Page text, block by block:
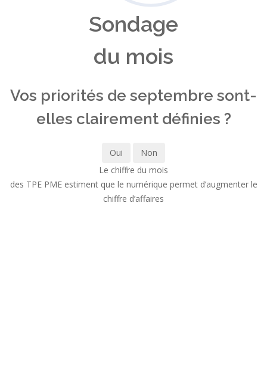
Sondage
du mois
Vos priorités de septembre sont-
elles clairement définies ?
Oui
Non
Le chiffre du mois
des TPE PME estiment que le numérique permet d’augmenter le
chiffre d’affaires